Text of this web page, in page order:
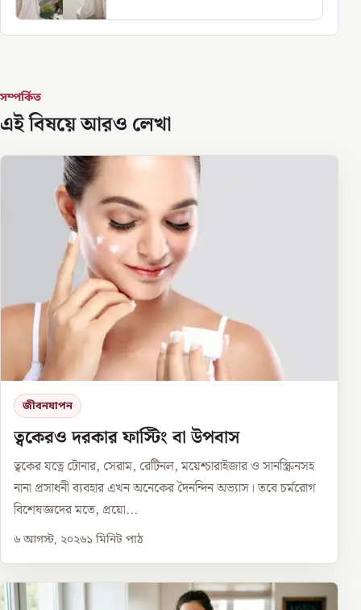
সম্পর্কিত
এই বিষয়ে আরও লেখা
জীবনযাপন
ত্বকেরও দরকার ফাস্টিং বা উপবাস
ত্বকের যত্নে টোনার, সেরাম, রেটিনল, ময়েশ্চারাইজার ও সানস্ক্রিনসহ
নানা প্রসাধনী ব্যবহার এখন অনেকের দৈনন্দিন অভ্যাস। তবে চর্মরোগ
বিশেষজ্ঞদের মতে, প্রয়ো...
৬ আগস্ট, ২০২৬১ মিনিট পাঠ